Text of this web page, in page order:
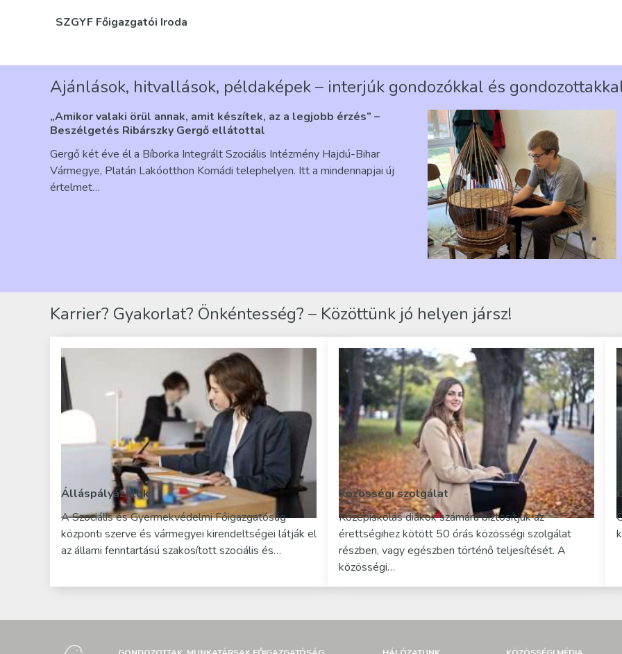
SZGYF Főigazgatói Iroda
Ajánlások, hitvallások, példaképek – interjúk gondozókkal és
„Amikor valaki örül annak, amit készítek, az a legjobb érzés” –
Beszélgetés Ribárszky Gergő ellátottal
Gergő két éve él a Bíborka Integrált Szociális Intézmény Hajdú-Bihar
Vármegye, Platán Lakóotthon Komádi telephelyen. Itt a mindennapjai új
értelmet…
Karrier? Gyakorlat? Önkéntesség? – Közöttünk jó helyen jársz!
Álláspályázatok
A Szociális és Gyermekvédelmi Főigazgatóság
központi szerve és vármegyei kirendeltségei látják el
az állami fenntartású szakosított szociális és…
Közösségi szolgálat
Középiskolás diákok számára biztosítjuk az
érettségihez kötött 50 órás közösségi szolgálat
részben, vagy egészben történő teljesítését. A
közösségi…